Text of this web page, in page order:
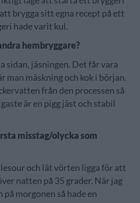
brygga sitt egna recept på ett
hade varit kul.
hembryggare?
sidan, jäsningen. Det får vara
man mäskning och kok i början.
från den processen så
är en pigg jäst och stabil
misstag/olycka som
och lät vörten ligga för att
natten på 35 grader. När jag
morgonen så hade en